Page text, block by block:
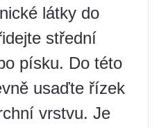
látky do
střední
písku. Do této
usaďte řízek
vrstvu. Je